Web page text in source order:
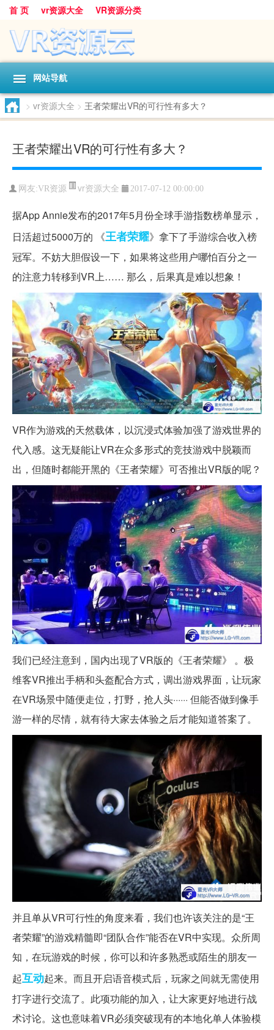
首 页 vr资源大全 VR资源分类
网站导航
> vr资源大全 > 王者荣耀出VR的可行性有多大？
王者荣耀出VR的可行性有多大？
网友:VR资源 vr资源大全 2017-07-12 00:00:00
据App Annie发布的2017年5月份全球手游指数榜单显示，
日活超过5000万的 《王者荣耀》拿下了手游综合收入榜
冠军。不妨大胆假设一下，如果将这些用户哪怕百分之一
的注意力转移到VR上…… 那么，后果真是难以想象！
VR作为游戏的天然载体，以沉浸式体验加强了游戏世界的
代入感。这无疑能让VR在众多形式的竞技游戏中脱颖而
出，但随时都能开黑的《王者荣耀》可否推出VR版的呢？
我们已经注意到，国内出现了VR版的《王者荣耀》 。极
维客VR推出手柄和头盔配合方式，调出游戏界面，让玩家
在VR场景中随便走位，打野，抢人头······ 但能否做到像手
游一样的尽情，就有待大家去体验之后才能知道答案了。
并且单从VR可行性的角度来看，我们也许该关注的是“王
者荣耀”的游戏精髓即“团队合作”能否在VR中实现。众所周
知，在玩游戏的时候，你可以和许多熟悉或陌生的朋友一
起互动起来。而且开启语音模式后，玩家之间就无需使用
打字进行交流了。此项功能的加入，让大家更好地进行战
术讨论。这也意味着VR必须突破现有的本地化单人体验模